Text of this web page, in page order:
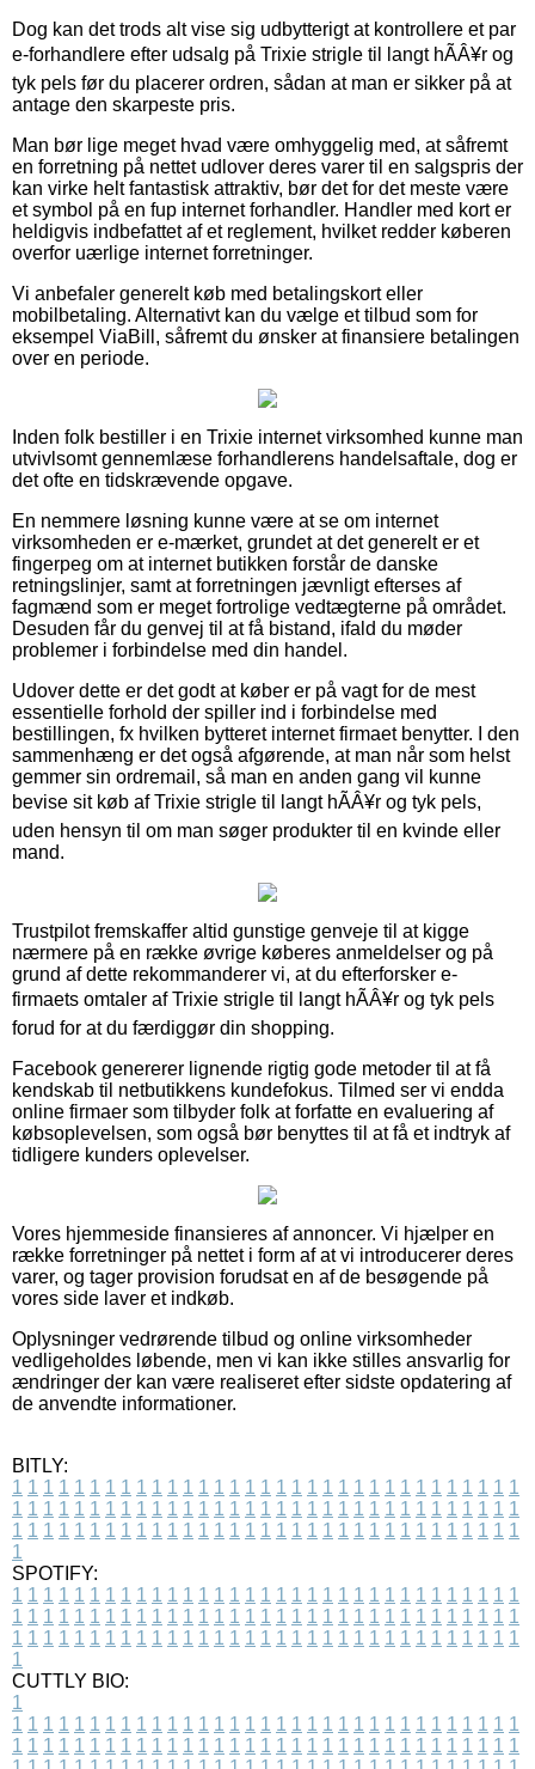
Dog kan det trods alt vise sig udbytterigt at kontrollere et par
e-forhandlere efter udsalg på Trixie strigle til langt hÃÂ¥r og
tyk pels før du placerer ordren, sådan at man er sikker på at
antage den skarpeste pris.
Man bør lige meget hvad være omhyggelig med, at såfremt
en forretning på nettet udlover deres varer til en salgspris der
kan virke helt fantastisk attraktiv, bør det for det meste være
et symbol på en fup internet forhandler. Handler med kort er
heldigvis indbefattet af et reglement, hvilket redder køberen
overfor uærlige internet forretninger.
Vi anbefaler generelt køb med betalingskort eller
mobilbetaling. Alternativt kan du vælge et tilbud som for
eksempel ViaBill, såfremt du ønsker at finansiere betalingen
over en periode.
Inden folk bestiller i en Trixie internet virksomhed kunne man
utvivlsomt gennemlæse forhandlerens handelsaftale, dog er
det ofte en tidskrævende opgave.
En nemmere løsning kunne være at se om internet
virksomheden er e-mærket, grundet at det generelt er et
fingerpeg om at internet butikken forstår de danske
retningslinjer, samt at forretningen jævnligt efterses af
fagmænd som er meget fortrolige vedtægterne på området.
Desuden får du genvej til at få bistand, ifald du møder
problemer i forbindelse med din handel.
Udover dette er det godt at køber er på vagt for de mest
essentielle forhold der spiller ind i forbindelse med
bestillingen, fx hvilken bytteret internet firmaet benytter. I den
sammenhæng er det også afgørende, at man når som helst
gemmer sin ordremail, så man en anden gang vil kunne
bevise sit køb af Trixie strigle til langt hÃÂ¥r og tyk pels,
uden hensyn til om man søger produkter til en kvinde eller
mand.
Trustpilot fremskaffer altid gunstige genveje til at kigge
nærmere på en række øvrige køberes anmeldelser og på
grund af dette rekommanderer vi, at du efterforsker e-
firmaets omtaler af Trixie strigle til langt hÃÂ¥r og tyk pels
forud for at du færdiggør din shopping.
Facebook genererer lignende rigtig gode metoder til at få
kendskab til netbutikkens kundefokus. Tilmed ser vi endda
online firmaer som tilbyder folk at forfatte en evaluering af
købsoplevelsen, som også bør benyttes til at få et indtryk af
tidligere kunders oplevelser.
Vores hjemmeside finansieres af annoncer. Vi hjælper en
række forretninger på nettet i form af at vi introducerer deres
varer, og tager provision forudsat en af de besøgende på
vores side laver et indkøb.
Oplysninger vedrørende tilbud og online virksomheder
vedligeholdes løbende, men vi kan ikke stilles ansvarlig for
ændringer der kan være realiseret efter sidste opdatering af
de anvendte informationer.
BITLY:
1 1 1 1 1 1 1 1 1 1 1 1 1 1 1 1 1 1 1 1 1 1 1 1 1 1 1 1 1 1 1 1 1
1 1 1 1 1 1 1 1 1 1 1 1 1 1 1 1 1 1 1 1 1 1 1 1 1 1 1 1 1 1 1 1 1
1 1 1 1 1 1 1 1 1 1 1 1 1 1 1 1 1 1 1 1 1 1 1 1 1 1 1 1 1 1 1 1 1
1
SPOTIFY:
1 1 1 1 1 1 1 1 1 1 1 1 1 1 1 1 1 1 1 1 1 1 1 1 1 1 1 1 1 1 1 1 1
1 1 1 1 1 1 1 1 1 1 1 1 1 1 1 1 1 1 1 1 1 1 1 1 1 1 1 1 1 1 1 1 1
1 1 1 1 1 1 1 1 1 1 1 1 1 1 1 1 1 1 1 1 1 1 1 1 1 1 1 1 1 1 1 1 1
1
CUTTLY BIO:
1
1 1 1 1 1 1 1 1 1 1 1 1 1 1 1 1 1 1 1 1 1 1 1 1 1 1 1 1 1 1 1 1 1
1 1 1 1 1 1 1 1 1 1 1 1 1 1 1 1 1 1 1 1 1 1 1 1 1 1 1 1 1 1 1 1 1